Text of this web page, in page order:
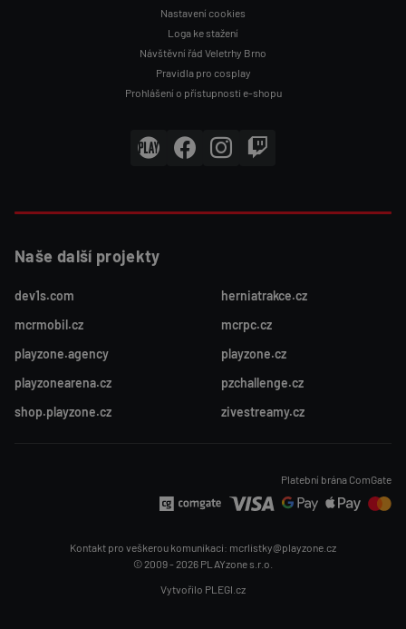
K
A
Nastavení cookies
Loga ke stažení
Návštěvní řád Veletrhy Brno
Pravidla pro cosplay
Prohlášení o přístupnosti e-shopu
Naše další projekty
dev1s.com
herniatrakce.cz
mcrmobil.cz
mcrpc.cz
playzone.agency
playzone.cz
playzonearena.cz
pzchallenge.cz
shop.playzone.cz
zivestreamy.cz
Kontakt pro veškerou komunikaci: mcrlistky@playzone.cz
© 2009 - 2026 PLAYzone s.r.o.
Vytvořilo PLEGI.cz
Platební brána ComGate